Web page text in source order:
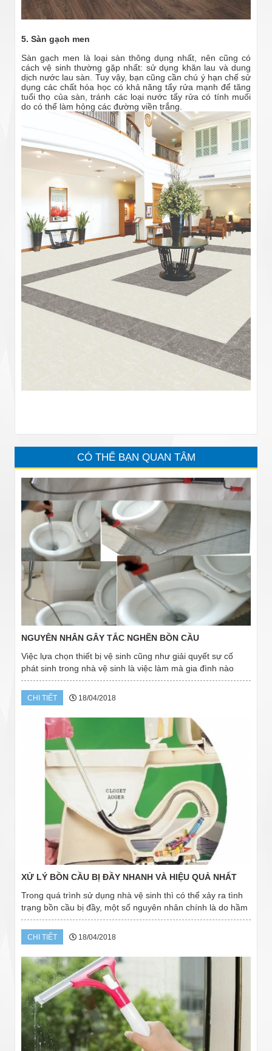
5. Sàn gạch men
Sàn gạch men là loại sàn thông dụng nhất, nên cũng có
cách vệ sinh thường gặp nhất: sử dụng khăn lau và dung
dịch nước lau sàn. Tuy vậy, bạn cũng cần chú ý hạn chế sử
dụng các chất hóa học có khả năng tẩy rửa mạnh để tăng
tuổi thọ của sàn, tránh các loại nước tẩy rửa có tính muối
do có thể làm hỏng các đường viền trắng.
CÓ THỂ BẠN QUAN TÂM
NGUYÊN NHÂN GÂY TẮC NGHẼN BỒN CẦU
Việc lựa chọn thiết bị vệ sinh cũng như giải quyết sự cố
phát sinh trong nhà vệ sinh là việc làm mà gia đình nào
cũng băn khoăn. Do đó, dịch vụ hút hầm cầu Đà Lạt xin
giới thiệu đến quý khách hàng...
CHI TIẾT 18/04/2018
XỬ LÝ BỒN CẦU BỊ ĐẦY NHANH VÀ HIỆU QUẢ NHẤT
Trong quá trình sử dụng nhà vệ sinh thì có thể xảy ra tình
trạng bồn cầu bị đầy, một số nguyên nhân chính là do hầm
cầu sử dụng lâu ngày hoặc những rác, vật dụng rơi vào
bồn cầu hoặc hệ vi sinh trong...
CHI TIẾT 18/04/2018